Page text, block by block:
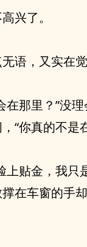
兴了。
语，又实在
在那里？”没
“你真的不是
上贴金，我只
在车窗的手